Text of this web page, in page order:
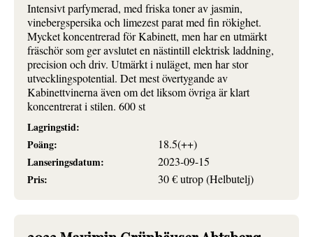
Intensivt parfymerad, med friska toner av jasmin,
vinebergspersika och limezest parat med fin rökighet.
Mycket koncentrerad för Kabinett, men har en utmärkt
fräschör som ger avslutet en nästintill elektrisk laddning,
precision och driv. Utmärkt i nuläget, men har stor
utvecklingspotential. Det mest övertygande av
Kabinettvinerna även om det liksom övriga är klart
koncentrerat i stilen. 600 st
Lagringstid:
Poäng:
18.5(++)
Lanseringsdatum:
2023-09-15
Pris:
30 € utrop (Helbutelj)